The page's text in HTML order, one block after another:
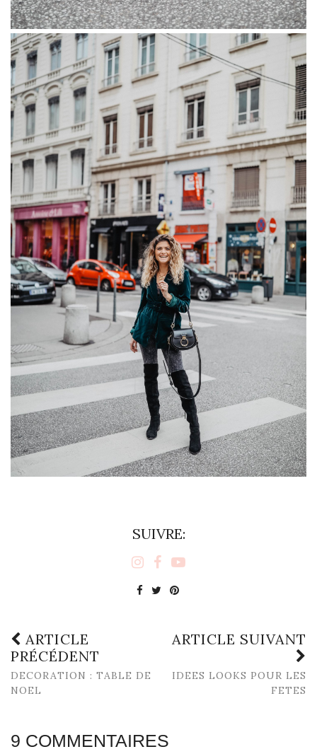
SUIVRE:
ARTICLE
PRÉCÉDENT
DECORATION : TABLE DE
NOEL
ARTICLE SUIVANT
IDEES LOOKS POUR LES
FETES
9 COMMENTAIRES